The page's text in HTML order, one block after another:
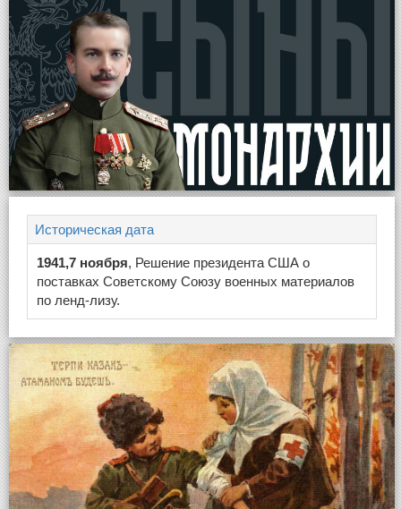
Историческая дата
1941,7 ноября, Решение президента США о
поставках Советскому Союзу военных материалов
по ленд-лизу.